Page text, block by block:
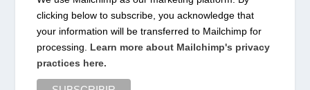
clicking below to subscribe, you acknowledge that
your information will be transferred to Mailchimp for
processing. Learn more about Mailchimp's privacy
practices here.